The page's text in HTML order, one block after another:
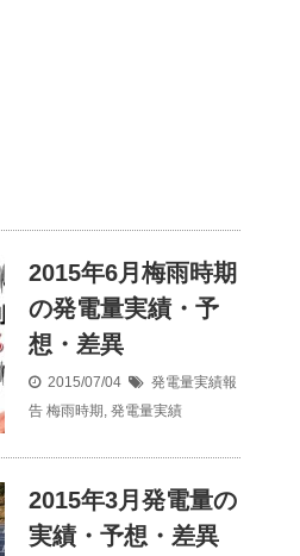
2015年6月梅雨時期
の発電量実績・予
想・差異
2015/07/04
発電量実績報
告 梅雨時期 発電量実績
2015年3月発電量の
実績・予想・差異